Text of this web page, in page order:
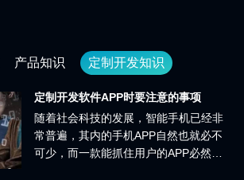
产品知识 定制开发知识
定制开发软件APP时要注意的事项
随着社会科技的发展，智能手机已经非
常普遍，其内的手机APP自然也就必不
可少，而一款能抓住用户的APP必然绕